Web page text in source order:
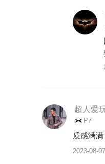
超人爱
P7
质感满满
2023-08-07